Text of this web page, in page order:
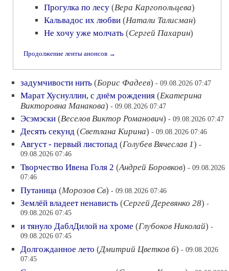
Прогулка по лесу (Вера Каргопольцева)
Кальвадос их любви (Натали Талисман)
Не хочу уже молчать (Сергей Пахарин)
Продолжение ленты анонсов →
задумчивости нить (Борис Фадеев) - 09.08.2026 07:47
Марат Хуснуллин, с днём рождения (Екатерина
Викторовна Манакова) - 09.08.2026 07:47
Эсэмэски (Веселов Виктор Романович) - 09.08.2026 07:47
Десять секунд (Светлана Кирина) - 09.08.2026 07:46
Август - первый листопад (Голубев Вячеслав 1) -
09.08.2026 07:46
Творчество Ивена Голя 2 (Андрей Боровков) - 09.08.2026
07:46
Путаница (Морозов Св) - 09.08.2026 07:46
Землёй владеет ненависть (Сергей Деревянко 28) -
09.08.2026 07:45
и тянуло ДаблДилой на хроме (Глубоков Николай) -
09.08.2026 07:45
Долгожданное лето (Дмитрий Цветков 6) - 09.08.2026
07:45